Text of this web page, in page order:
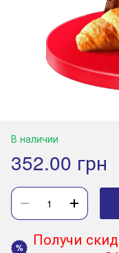
В наличии
352.00 грн
%
Получи